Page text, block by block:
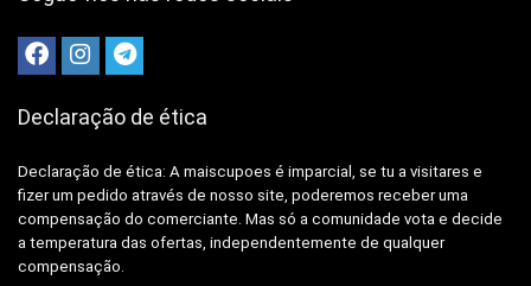
Declaração de ética
Declaração de ética: A maiscupoes é imparcial, se tu a visitares e
fizer um pedido através de nosso site, poderemos receber uma
compensação do comerciante. Mas só a comunidade vota e decide
a temperatura das ofertas, independentemente de qualquer
compensação.